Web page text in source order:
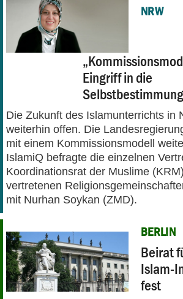
NRW
Eingriff in die
Die Zukunft des Islamunterrichts in
weiterhin offen. Die
mit einem Kommissionsmodell
IslamiQ befragte die einzelnen
Koordinationsrat der Muslime (KRM)
vertretenen
mit Nurhan Soykan (ZMD).
BERLIN
Beirat
Islam-
fest